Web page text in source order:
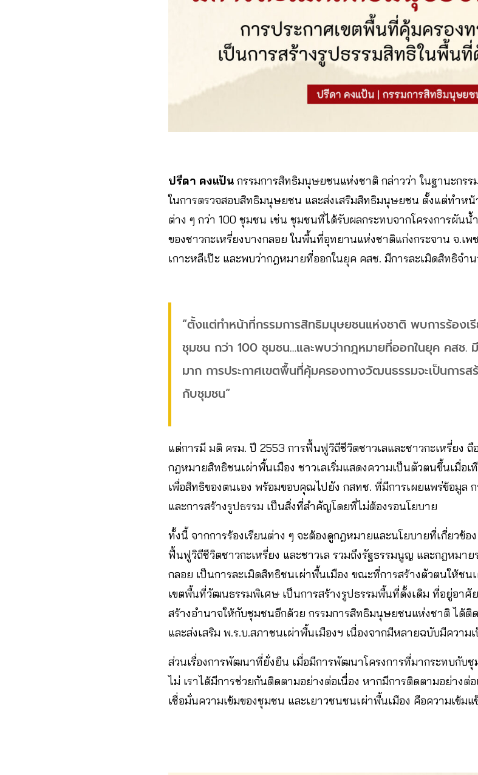
ปรีดา คงแป้น กรรมการสิทธิมนุษยชนแห่งชาติ กล่าวว่า ในฐานะก
ในการตรวจสอบสิทธิมนุษยชน และส่งเสริมสิทธิมนุษยชน ตั้งแต่ทำหน้
ต่าง ๆ กว่า 100 ชุมชน เช่น ชุมชนที่ได้รับผลกระทบจากโครงการผั
ของชาวกะเหรี่ยงบางกลอย ในพื้นที่อุทยานแห่งชาติแก่งกระจาน จ.เ
เกาะหลีเป๊ะ และพบว่ากฎหมายที่ออกในยุค คสช. มีการละเมิดสิทธิจำ
“ตั้งแต่ทำหน้าที่กรรมการสิทธิมนุษยชนแห่งชาติ พบการร้อง
ชุมชน กว่า 100 ชุมชน…และพบว่ากฎหมายที่ออกในยุค คสช.
มาก การประกาศเขตพื้นที่คุ้มครองทางวัฒนธรรมจะเป็นการ
กับชุมชน“
แต่การมี มติ ครม. ปี 2553 การฟื้นฟูวิถีชีวิตชาวเลและชาวกะเหรี่ยง
กฎหมายสิทธิชนเผ่าพื้นเมือง ชาวเลเริ่มแสดงความเป็นตัวตนขึ้นเมื่อ
เพื่อสิทธิของตนเอง พร้อมขอบคุณไปยัง กสทช. ที่มีการเผยแพร่ข้อมูล
และการสร้างรูปธรรม เป็นสิ่งที่สำคัญโดยที่ไม่ต้องรอนโยบาย
ทั้งนี้ จากการร้องเรียนต่าง ๆ จะต้องดูกฎหมายและนโยบายที่เกี่ยวข้
ฟื้นฟูวิถีชีวิตชาวกะเหรี่ยง และชาวเล รวมถึงรัฐธรรมนูญ และกฎหมาย
กลอย เป็นการละเมิดสิทธิชนเผ่าพื้นเมือง ขณะที่การสร้างตัวตนให้ชน
เขตพื้นที่วัฒนธรรมพิเศษ เป็นการสร้างรูปธรรมพื้นที่ดั้งเดิม ที่อยู่อา
สร้างอำนาจให้กับชุมชนอีกด้วย กรรมการสิทธิมนุษยชนแห่งชาติ ได้ติ
และส่งเสริม พ.ร.บ.สภาชนเผ่าพื้นเมืองฯ เนื่องจากมีหลายฉบับมีความ
ส่วนเรื่องการพัฒนาที่ยั่งยืน เมื่อมีการพัฒนาโครงการที่มากระทบกั
ไม่ เราได้มีการช่วยกันติดตามอย่างต่อเนื่อง หากมีการติดตามอย่างต่
เชื่อมั่นความเข้มของชุมชน และเยาวชนชนเผ่าพื้นเมือง คือความเข้มแ